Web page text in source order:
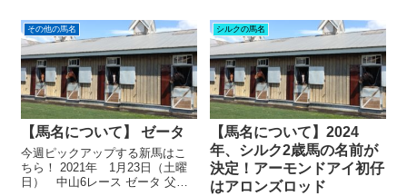
その他の馬名
【馬名について】 ゼータ
今週ピックアップする新馬はこ
ちら！ 2021年 1月23日（土曜
日） 中山6レース ゼータ 父：
シルクの馬名
【馬名について】2024
年、シルク2歳馬の名前が
決定！アーモンドアイ初仔
はアロンズロッド